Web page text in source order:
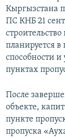
Кыргызстана
ПС КНБ 21
планируется
способности
пунктах
После
объекте,
пункте
пропуска